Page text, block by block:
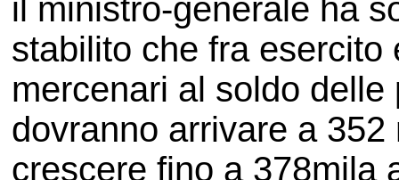
il ministro-generale ha
stabilito che fra
mercenari al soldo
dovranno arrivare a
crescere fino a 378mila